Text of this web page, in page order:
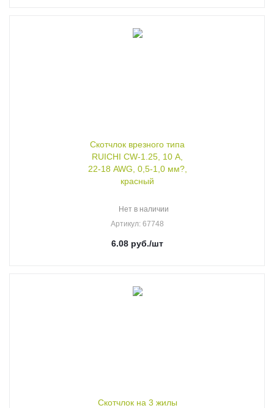
Скотчлок врезного типа
RUICHI CW-1.25, 10 А,
22-18 AWG, 0,5-1,0 мм?,
красный
Нет в наличии
Артикул: 67748
6.08 руб./шт
Скотчлок на 3 жилы